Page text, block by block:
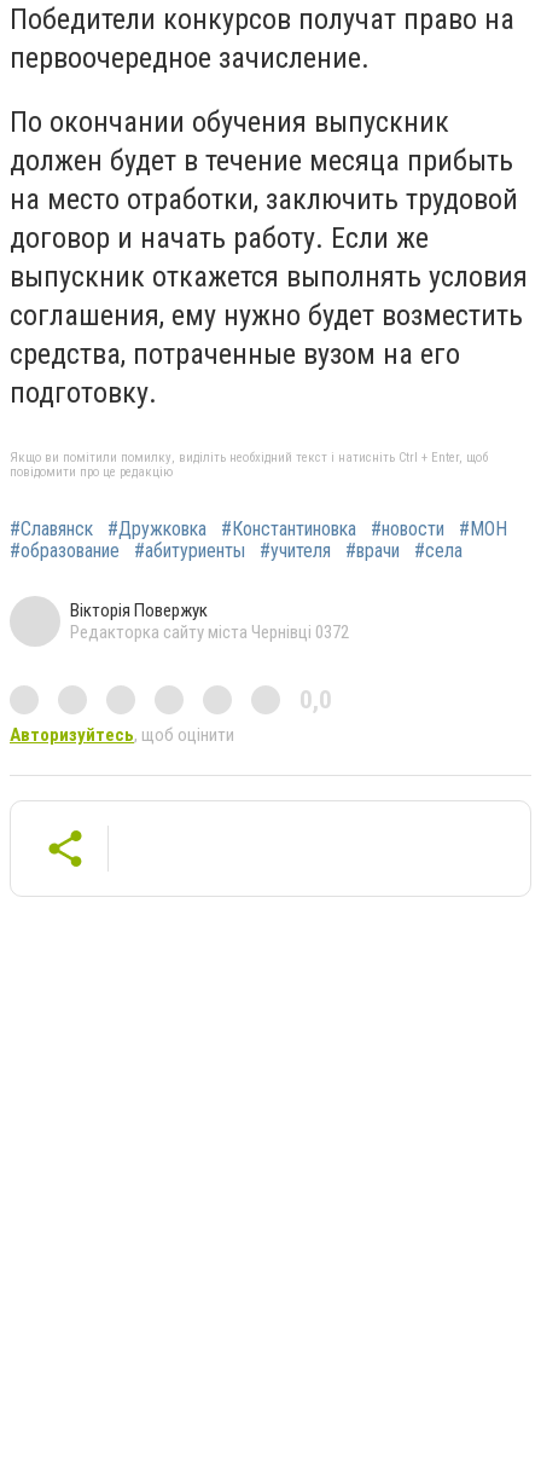
Победители конкурсов получат право на
первоочередное зачисление.
По окончании обучения выпускник
должен будет в течение месяца прибыть
на место отработки, заключить трудовой
договор и начать работу. Если же
выпускник откажется выполнять условия
соглашения, ему нужно будет возместить
средства, потраченные вузом на его
подготовку.
Якщо ви помітили помилку, виділіть необхідний текст і натисніть Ctrl + Enter, щоб
повідомити про це редакцію
#Славянск #Дружковка #Константиновка #новости
#МОН
#образование
#абитуриенты #учителя #врачи #села
Вікторія Повержук
Редакторка сайту міста Чернівці 0372
0,0
Авторизуйтесь, щоб оцінити